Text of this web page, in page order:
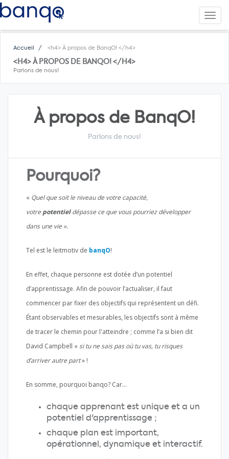
Accueil <h4> À propos de BanqO! </h4>
<H4> À PROPOS DE BANQO! </H4>
Parlons de nous!
À propos de BanqO!
Parlons de nous!
Pourquoi?
« Quel que soit le niveau de votre capacité,
votre potentieldépasse ce que vous pourriez développer
dans une vie ».
Tel est le leitmotiv de banqO!
En effet, chaque personne est dotée d’un potentiel
d’apprentissage. Afin de pouvoir l’actualiser, il faut
commencer par fixer des objectifs qui représentent un défi.
Étant observables et mesurables, les objectifs sont à même
de tracer le chemin pour l'atteindre ; comme l’a si bien dit
David Campbell « si tu ne sais pas où tu vas, tu risques
d’arriver autre part» !
En somme, pourquoi banqo? Car...
chaque apprenant est unique et a un
potentiel d'apprentissage ;
chaque plan est important,
opérationnel, dynamique et interactif.